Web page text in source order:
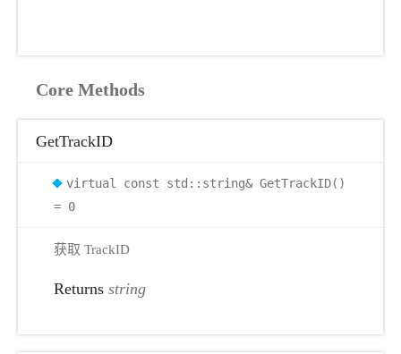
Core Methods
GetTrackID
virtual const std::string& GetTrackID()
= 0
获取 TrackID
Returns string